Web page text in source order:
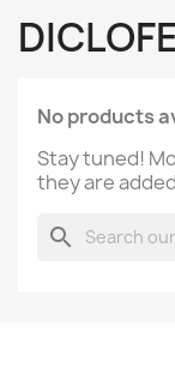
No products
Stay tuned!
they are
search